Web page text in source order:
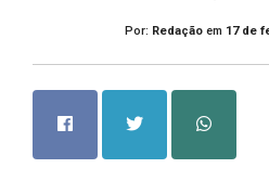
Por: Redação em 17 de